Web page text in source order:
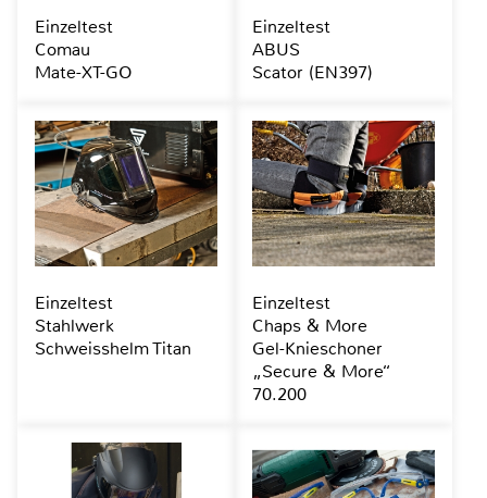
Einzeltest
Comau
Mate-XT-GO
Einzeltest
ABUS
Scator (EN397)
Einzeltest
Stahlwerk
Schweisshelm Titan
Einzeltest
Chaps & More
Gel-Knieschoner
„Secure & More“
70.200